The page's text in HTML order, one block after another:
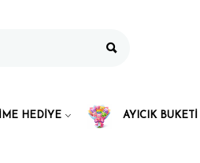
HEDİYE AYICIK BUKETİ